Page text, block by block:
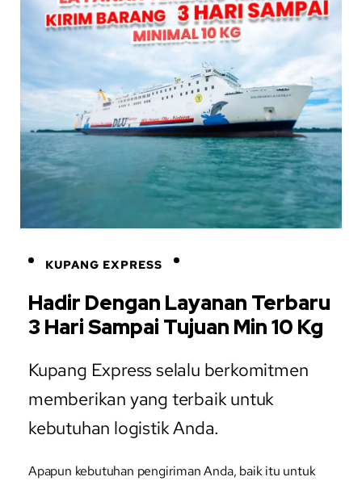
KUPANG EXPRESS
Hadir Dengan Layanan Terbaru
3 Hari Sampai Tujuan Min 10 Kg
Kupang Express selalu berkomitmen
memberikan yang terbaik untuk
kebutuhan logistik Anda.
Apapun kebutuhan pengiriman Anda, baik itu untuk